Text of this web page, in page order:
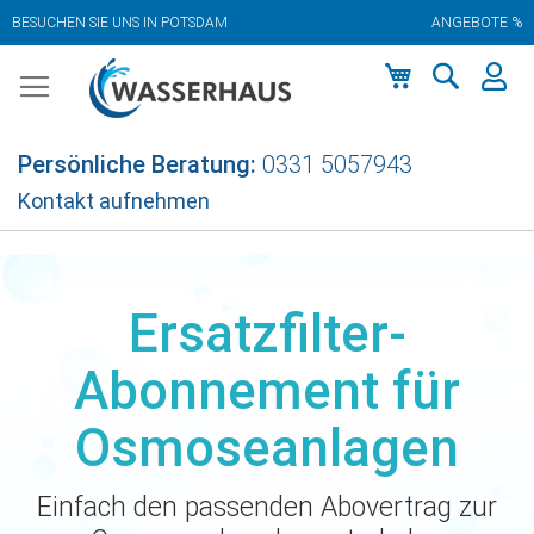
BESUCHEN SIE UNS IN POTSDAM ANGEBOTE %
Inhalt
Persönliche Beratung: 0331 5057943
Kontakt aufnehmen
Ersatzfilter-
Abonnement für
Osmoseanlagen
Einfach den passenden Abovertrag zur